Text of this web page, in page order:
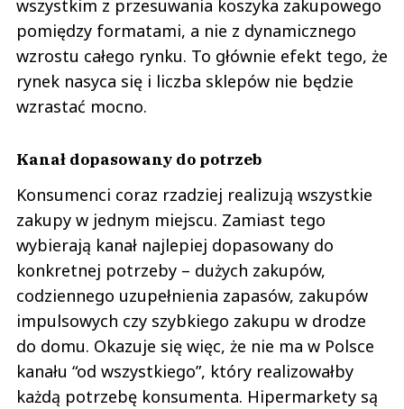
wszystkim z przesuwania koszyka zakupowego
pomiędzy formatami, a nie z dynamicznego
wzrostu całego rynku. To głównie efekt tego, że
rynek nasyca się i liczba sklepów nie będzie
wzrastać mocno.
Kanał dopasowany do potrzeb
Konsumenci coraz rzadziej realizują wszystkie
zakupy w jednym miejscu. Zamiast tego
wybierają kanał najlepiej dopasowany do
konkretnej potrzeby – dużych zakupów,
codziennego uzupełnienia zapasów, zakupów
impulsowych czy szybkiego zakupu w drodze
do domu. Okazuje się więc, że nie ma w Polsce
kanału “od wszystkiego”, który realizowałby
każdą potrzebę konsumenta. Hipermarkety są